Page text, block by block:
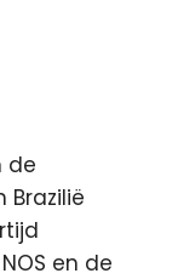
de
Brazilië
en de